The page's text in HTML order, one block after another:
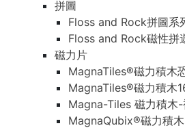
拼圖
Floss and Rock拼圖系
Floss and Rock磁性拼
磁力片
MagnaTiles®磁力積木
MagnaTiles®磁力積木
Magna-Tiles 磁力積木
MagnaQubix®磁力積木